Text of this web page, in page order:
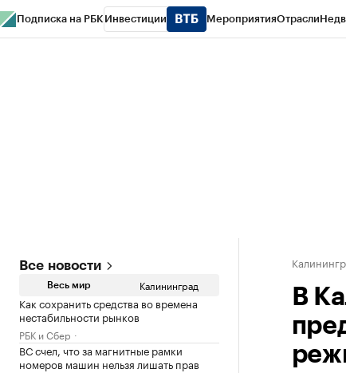
Подписка на РБК Инвестиции МероприятияОтрасли
Все новости
Весь мир Калининград
Как сохранить средства во времена
нестабильности рынков
РБК и Сбер
ВС счел, что за магнитные рамки
номеров машин нельзя лишать прав
В